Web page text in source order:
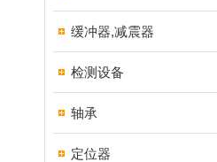
缓冲器,减震器
检测设备
轴承
定位器